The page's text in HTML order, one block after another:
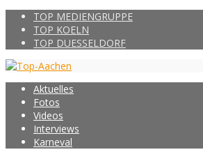
TOP MEDIENGRUPPE
TOP KOELN
TOP DUESSELDORF
Aktuelles
Fotos
Videos
Interviews
Karneval